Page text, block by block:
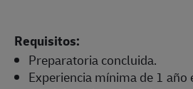
Requisitos:
Preparatoria concluida.
Experiencia mínima de 1 año